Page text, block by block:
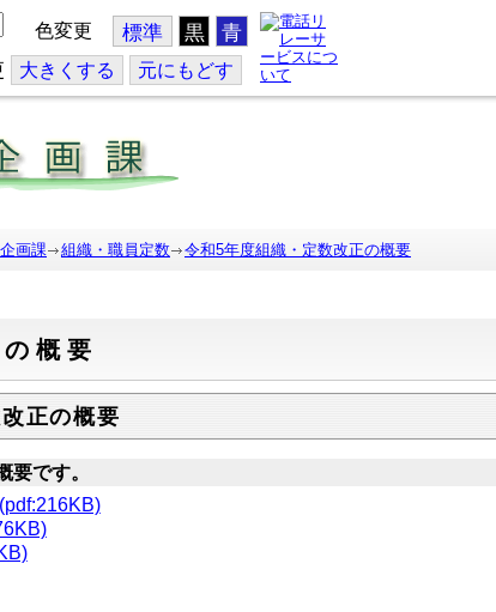
色変更 標準 黒 青
大きくする 元にもどす
画課 組織・職員定数 令和5年度組織・定数改正の概要
概要
正の概要
です。